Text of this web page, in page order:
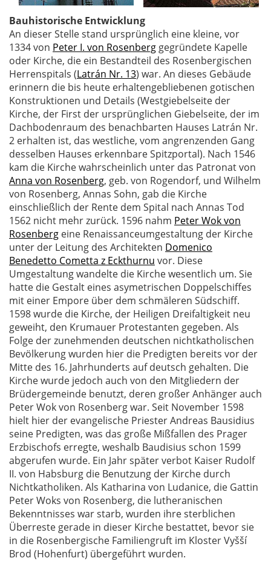
Bauhistorische Entwicklung
An dieser Stelle stand ursprünglich eine kleine, vor
1334 von Peter I. von Rosenberg gegründete Kapelle
oder Kirche, die ein Bestandteil des Rosenbergischen
Herrenspitals (Latrán Nr. 13) war. An dieses Gebäude
erinnern die bis heute erhaltengebliebenen gotischen
Konstruktionen und Details (Westgiebelseite der
Kirche, der First der ursprünglichen Giebelseite, der im
Dachbodenraum des benachbarten Hauses Latrán Nr.
2 erhalten ist, das westliche, vom angrenzenden Gang
desselben Hauses erkennbare Spitzportal). Nach 1546
kam die Kirche wahrscheinlich unter das Patronat von
Anna von Rosenberg, geb. von Rogendorf, und Wilhelm
von Rosenberg, Annas Sohn, gab die Kirche
einschließlich der Rente dem Spital nach Annas Tod
1562 nicht mehr zurück. 1596 nahm Peter Wok von
Rosenberg eine Renaissanceumgestaltung der Kirche
unter der Leitung des Architekten Domenico
Benedetto Cometta z Eckthurnu vor. Diese
Umgestaltung wandelte die Kirche wesentlich um. Sie
hatte die Gestalt eines asymetrischen Doppelschiffes
mit einer Empore über dem schmäleren Südschiff.
1598 wurde die Kirche, der Heiligen Dreifaltigkeit neu
geweiht, den Krumauer Protestanten gegeben. Als
Folge der zunehmenden deutschen nichtkatholischen
Bevölkerung wurden hier die Predigten bereits vor der
Mitte des 16. Jahrhunderts auf deutsch gehalten. Die
Kirche wurde jedoch auch von den Mitgliedern der
Brüdergemeinde benutzt, deren großer Anhänger auch
Peter Wok von Rosenberg war. Seit November 1598
hielt hier der evangelische Priester Andreas Bausidius
seine Predigten, was das große Mißfallen des Prager
Erzbischofs erregte, weshalb Baudisius schon 1599
abgerufen wurde. Ein Jahr später verbot Kaiser Rudolf
II. von Habsburg die Benutzung der Kirche durch
Nichtkatholiken. Als Katharina von Ludanice, die Gattin
Peter Woks von Rosenberg, die lutheranischen
Bekenntnisses war starb, wurden ihre sterblichen
Überreste gerade in dieser Kirche bestattet, bevor sie
in die Rosenbergische Familiengruft im Kloster Vyšší
Brod (Hohenfurt) übergeführt wurden.